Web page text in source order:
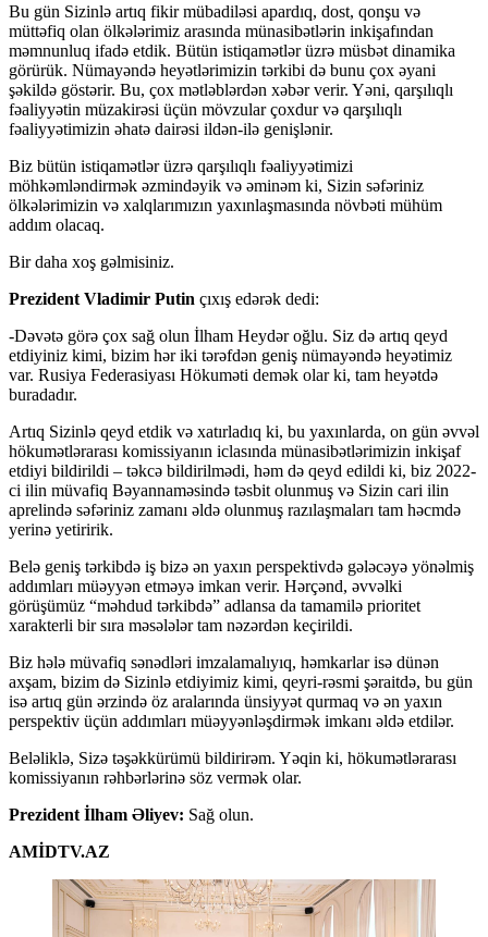
Bu gün Sizinlə artıq fikir mübadiləsi apardıq, dost, qonşu və
müttəfiq olan ölkələrimiz arasında münasibətlərin inkişafından
məmnunluq ifadə etdik. Bütün istiqamətlər üzrə müsbət dinamika
görürük. Nümayəndə heyətlərimizin tərkibi də bunu çox əyani
şəkildə göstərir. Bu, çox mətləblərdən xəbər verir. Yəni, qarşılıqlı
fəaliyyətin müzakirəsi üçün mövzular çoxdur və qarşılıqlı
fəaliyyətimizin əhatə dairəsi ildən-ilə genişlənir.
Biz bütün istiqamətlər üzrə qarşılıqlı fəaliyyətimizi
möhkəmləndirmək əzmindəyik və əminəm ki, Sizin səfəriniz
ölkələrimizin və xalqlarımızın yaxınlaşmasında növbəti mühüm
addım olacaq.
Bir daha xoş gəlmisiniz.
Prezident Vladimir Putin çıxış edərək dedi:
-Dəvətə görə çox sağ olun İlham Heydər oğlu. Siz də artıq qeyd
etdiyiniz kimi, bizim hər iki tərəfdən geniş nümayəndə heyətimiz
var. Rusiya Federasiyası Hökuməti demək olar ki, tam heyətdə
buradadır.
Artıq Sizinlə qeyd etdik və xatırladıq ki, bu yaxınlarda, on gün əvvəl
hökumətlərarası komissiyanın iclasında münasibətlərimizin inkişaf
etdiyi bildirildi – təkcə bildirilmədi, həm də qeyd edildi ki, biz 2022-
ci ilin müvafiq Bəyannaməsində təsbit olunmuş və Sizin cari ilin
aprelində səfəriniz zamanı əldə olunmuş razılaşmaları tam həcmdə
yerinə yetiririk.
Belə geniş tərkibdə iş bizə ən yaxın perspektivdə gələcəyə yönəlmiş
addımları müəyyən etməyə imkan verir. Hərçənd, əvvəlki
görüşümüz “məhdud tərkibdə” adlansa da tamamilə prioritet
xarakterli bir sıra məsələlər tam nəzərdən keçirildi.
Biz hələ müvafiq sənədləri imzalamalıyıq, həmkarlar isə dünən
axşam, bizim də Sizinlə etdiyimiz kimi, qeyri-rəsmi şəraitdə, bu gün
isə artıq gün ərzində öz aralarında ünsiyyət qurmaq və ən yaxın
perspektiv üçün addımları müəyyənləşdirmək imkanı əldə etdilər.
Beləliklə, Sizə təşəkkürümü bildirirəm. Yəqin ki, hökumətlərarası
komissiyanın rəhbərlərinə söz vermək olar.
Prezident İlham Əliyev: Sağ olun.
AMİDTV.AZ